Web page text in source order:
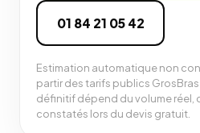
01 84 21 05 42
Estimation automatique non
partir des tarifs publics GrosBras
définitif dépend du volume réel,
constatés lors du devis gratuit.